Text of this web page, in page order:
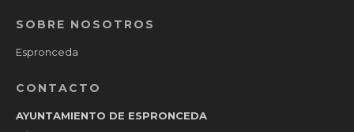
SOBRE NOSOTROS
Espronceda
CONTACTO
AYUNTAMIENTO DE ESPRONCEDA